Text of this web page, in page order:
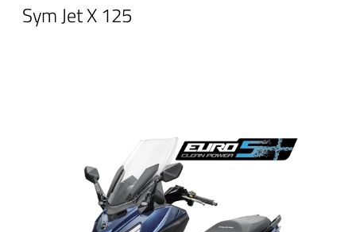
Sym Jet X 125